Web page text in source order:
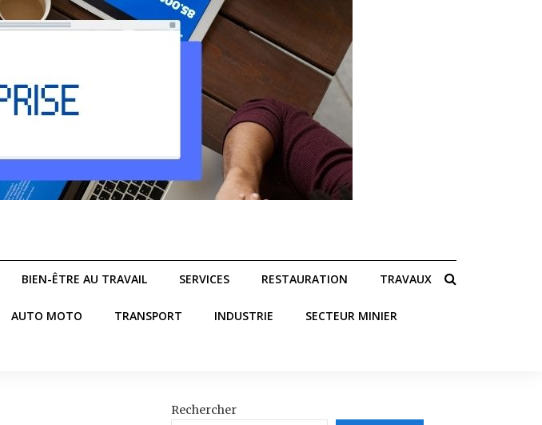
BIEN-ÊTRE AU TRAVAIL SERVICES RESTAURATION TRAVAUX
AUTO MOTO TRANSPORT INDUSTRIE SECTEUR MINIER
Rechercher